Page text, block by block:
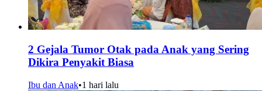
2 Gejala Tumor Otak pada Anak yang Sering
Dikira Penyakit Biasa
Ibu dan Anak•1 hari lalu